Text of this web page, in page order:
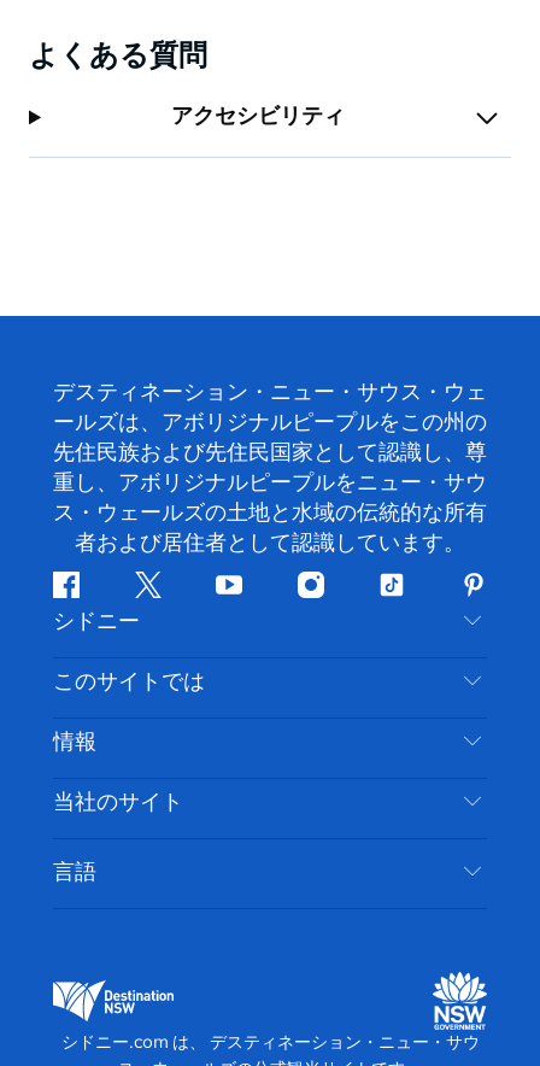
よくある質問
アクセシビリティ
デスティネーション・ニュー・サウス・ウェ
ールズは、アボリジナルピープルをこの州の
先住民族および先住民国家として認識し、尊
重し、アボリジナルピープルをニュー・サウ
ス・ウェールズの土地と水域の伝統的な所有
者および居住者として認識しています。
フ
ェ
イ
ス
ブ
ッ
ク
ツ
ッ
タ
ー
ユ
チ
ー
イ
ス
グ
ム
テ
ッ
ト
ク
ピ
ン
タ
レ
ス
ト
シドニー
お問い合わせ
免責事項
クッキーに関する通知
このサイトでは
目的地
やるべきこと
イベント
宿泊施設
情報
旅行情報
アクセシブルシドニー
ビジネスを登録する
当社のサイト
デスティネーション・ニュー・サウス・ウェール
ズメディアセンター
言語
シドニー.com は、 デスティネーション・ニュー・サウ